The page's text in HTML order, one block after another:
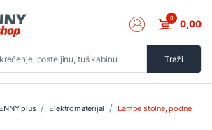
Traži
0 0,00
plus Elektromaterijal Lampe stolne, podne